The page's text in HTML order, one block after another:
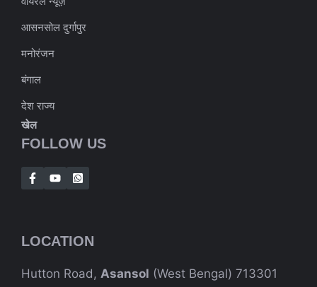
आसनसोल दुर्गापुर
मनोरंजन
बंगाल
देश राज्य
खेल
FOLLOW US
LOCATION
Hutton Road, Asansol (West Bengal) 713301